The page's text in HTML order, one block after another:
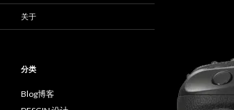
关于
分类
Blog博客